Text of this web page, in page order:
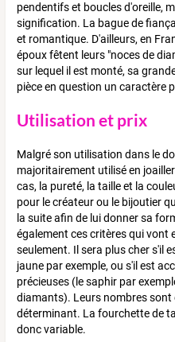
pendentifs et boucles d'oreille,
signification. La bague de
et romantique. D'ailleurs, en
époux fêtent leurs "noces de
sur lequel il est monté, sa
pièce en question un caractère
Utilisation et prix
Malgré son utilisation dans le
majoritairement utilisé en
cas, la pureté, la taille et la
pour le créateur ou le bijoutier
la suite afin de lui donner sa
également ces critères qui vont
seulement. Il sera plus cher s'il
jaune par exemple, ou s'il est
précieuses (le saphir par
diamants). Leurs nombres sont
déterminant. La fourchette de
donc variable.